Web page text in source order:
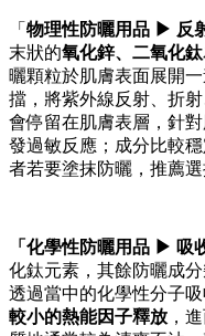
「 物理性防曬用品 ▶ 反
末狀的氧化鋅、二氧化鈦
曬顆粒於肌膚表面展開
擋，將紫外線反射、折
會停留在肌膚表層，針
發過敏反應；成分比較
者若要塗抹防曬，推薦
「化學性防曬用品 ▶ 吸
化鈦元素，其餘防曬成
透過當中的化學性分子
較小的熱能因子釋放 ，